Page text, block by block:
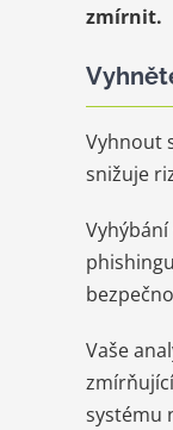
zmírnit.
Vyhnout
snižuje
Vaše
systému